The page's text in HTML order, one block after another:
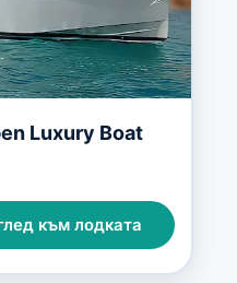
Luxury Boat
към лодката